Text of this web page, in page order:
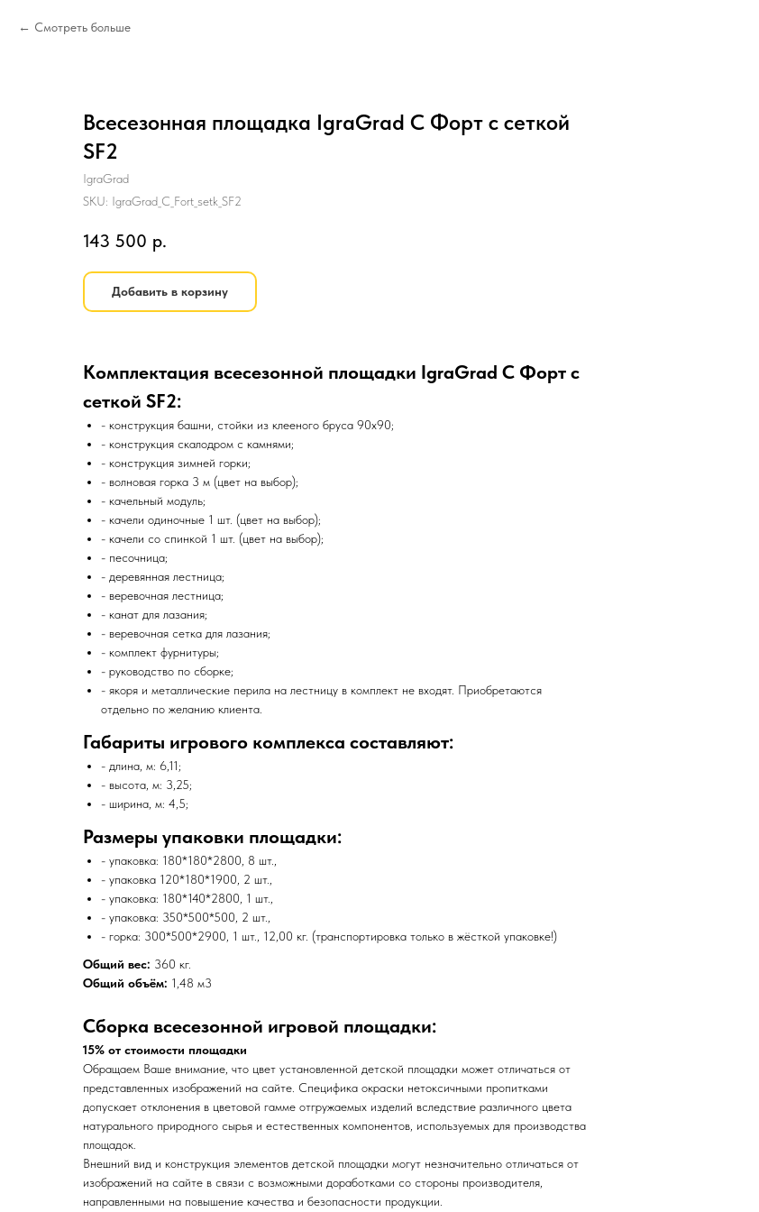
Смотреть больше
Всесезонная площадка IgraGrad С Форт с сеткой
SF2
IgraGrad
SKU: IgraGrad_C_Fort_setk_SF2
143 500 р.
Добавить в корзину
Комплектация всесезонной площадки IgraGrad C Форт с
сеткой SF2:
- конструкция башни, стойки из клееного бруса 90х90;
- конструкция скалодром с камнями;
- конструкция зимней горки;
- волновая горка 3 м (цвет на выбор);
- качельный модуль;
- качели одиночные 1 шт. (цвет на выбор);
- качели со спинкой 1 шт. (цвет на выбор);
- песочница;
- деревянная лестница;
- веревочная лестница;
- канат для лазания;
- веревочная сетка для лазания;
- комплект фурнитуры;
- руководство по сборке;
- якоря и металлические перила на лестницу в комплект не входят. Приобретаются
отдельно по желанию клиента.
Габариты игрового комплекса составляют:
- длина, м: 6,11;
- высота, м: 3,25;
- ширина, м: 4,5;
Размеры упаковки площадки:
- упаковка: 180*180*2800, 8 шт.,
- упаковка 120*180*1900, 2 шт.,
- упаковка: 180*140*2800, 1 шт.,
- упаковка: 350*500*500, 2 шт.,
- горка: 300*500*2900, 1 шт., 12,00 кг. (транспортировка только в жёсткой упаковке!)
Общий вес: 360 кг.
Общий объём: 1,48 м3
Сборка всесезонной игровой площадки:
15% от стоимости площадки
Обращаем Ваше внимание, что цвет установленной детской площадки может отличаться от
представленных изображений на сайте. Специфика окраски нетоксичными пропитками
допускает отклонения в цветовой гамме отгружаемых изделий вследствие различного цвета
натурального природного сырья и естественных компонентов, используемых для производства
площадок.
Внешний вид и конструкция элементов детской площадки могут незначительно отличаться от
изображений на сайте в связи с возможными доработками со стороны производителя,
направленными на повышение качества и безопасности продукции.